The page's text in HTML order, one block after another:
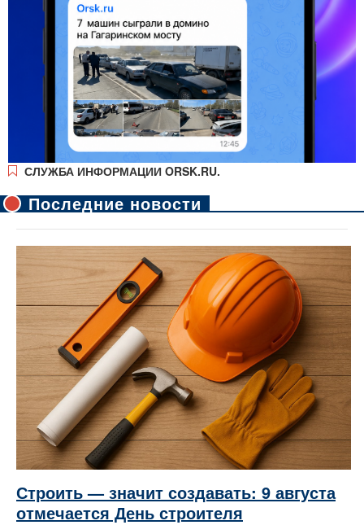
СЛУЖБА ИНФОРМАЦИИ ORSK.RU.
Последние новости
Строить — значит создавать: 9 августа
отмечается День строителя